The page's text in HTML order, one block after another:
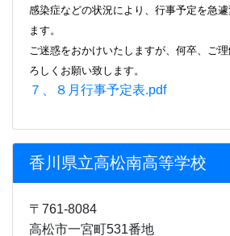
〒761-8084
高松市一宮町531番地
アクセスマップ
へのリンク
TEL：(087)885-1131
E-mail
(●を@に直して
Copyright © 2015 －